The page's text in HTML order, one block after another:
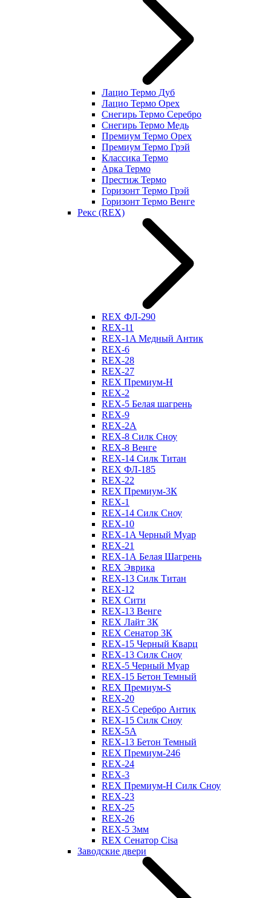
Лацио Термо Дуб
Лацио Термо Орех
Снегирь Термо Серебро
Снегирь Термо Медь
Премиум Термо Орех
Премиум Термо Грэй
Классика Термо
Арка Термо
Престиж Термо
Горизонт Термо Грэй
Горизонт Термо Венге
Рекс (REX)
REX ФЛ-290
REX-11
REX-1A Медный Антик
REX-6
REX-28
REX-27
REX Премиум-Н
REX-2
REX-5 Белая шагрень
REX-9
REX-2А
REX-8 Силк Сноу
REX-8 Венге
REX-14 Силк Титан
REX ФЛ-185
REX-22
REX Премиум-3К
REX-1
REX-14 Силк Сноу
REX-10
REX-1A Черный Муар
REX-21
REX-1А Белая Шагрень
REX Эврика
REX-13 Силк Титан
REX-12
REX Сити
REX-13 Венге
REX Лайт 3К
REX Сенатор 3К
REX-15 Черный Кварц
REX-13 Силк Сноу
REX-5 Черный Муар
REX-15 Бетон Темный
REX Премиум-S
REX-20
REX-5 Серебро Антик
REX-15 Силк Сноу
REX-5А
REX-13 Бетон Темный
REX Премиум-246
REX-24
REX-3
REX Премиум-Н Силк Сноу
REX-23
REX-25
REX-26
REX-5 3мм
REX Сенатор Cisa
Заводские двери